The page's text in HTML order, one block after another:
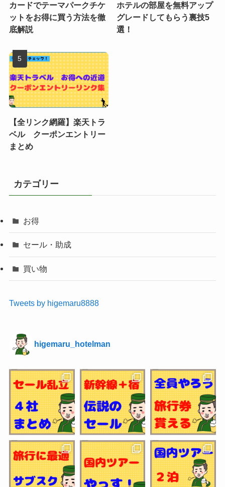
カードでテーマパークチケ
ットをお得に買う方法を徹
底解説
ホテルの部屋を無料アップ
グレードしてもらう裏技5
選！
【全リンク網羅】楽天トラ
ベル クーポンエントリー
まとめ
カテゴリー
お得
セール・助成
買い物
Tweets by higemaru8888
higemaru_hotelman